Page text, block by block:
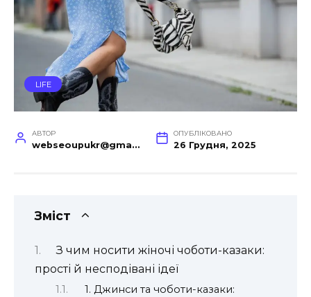
LIFE
АВТОР
webseoupukr@gmail.com
ОПУБЛІКОВАНО
26 Грудня, 2025
Зміст
З чим носити жіночі чоботи-казаки:
прості й несподівані ідеї
1. Джинси та чоботи-казаки: